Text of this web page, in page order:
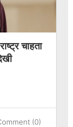
चाहता
(0)